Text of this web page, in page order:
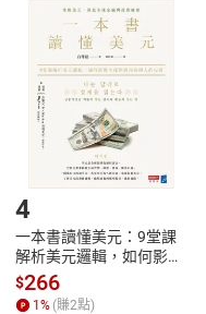
點選「瀏覽訂單明細」
貨。
付款方式
Payment
號，下載書籍後看書
4
一本書讀懂美元：9堂課
解析美元邏輯，如何影響
全球經濟和每個人的投資
【電子書】
$266
1% (賺2點)